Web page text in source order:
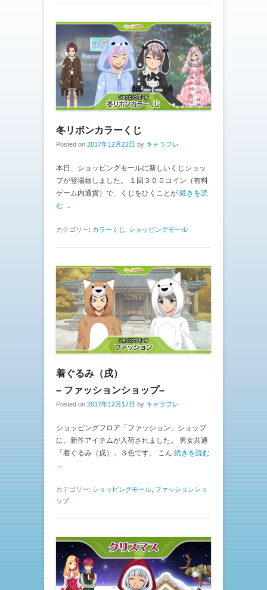
冬リボンカラーくじ
Posted on 2017年12月22日 by キャラフレ
本日、ショッピングモールに新しいくじショッ
プが登場致しました。 １回３００コイン（有料
ゲーム内通貨）で、くじをひくことが 続きを読
む →
カテゴリー: カラーくじ ショッピングモール
着ぐるみ（戌）
– ファッションショップ–
Posted on 2017年12月17日 by キャラフレ
ショッピングフロア「ファッション」ショップ
に、新作アイテムが入荷されました。 男女共通
「着ぐるみ（戌）」３色です。 こん 続きを読む
→
カテゴリー: ショッピングモール ファッションショ
ップ